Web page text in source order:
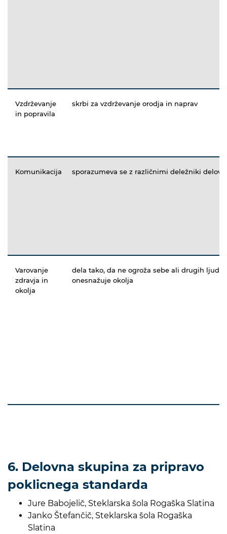
Vzdrževanje
in popravila
skrbi za vzdrževanje orodja in naprav
Komunikacija sporazumeva se z različnimi deležniki
Varovanje
zdravja in
okolja
dela tako, da ne ogroža sebe ali drugih ljudi
onesnažuje okolja
6. Delovna skupina za pripravo
poklicnega standarda
Jure Babojelič, Steklarska šola Rogaška Slatina
Janko Štefančič, Steklarska šola Rogaška
Slatina